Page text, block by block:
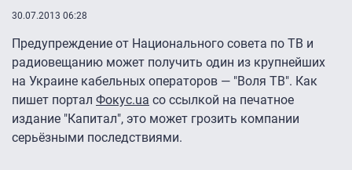
30.07.2013 06:28
Предупреждение от Национального совета по ТВ и
радиовещанию может получить один из крупнейших
на Украине кабельных операторов — "Воля ТВ". Как
пишет портал Фокус.ua со ссылкой на печатное
издание "Капитал", это может грозить компании
серьёзными последствиями.